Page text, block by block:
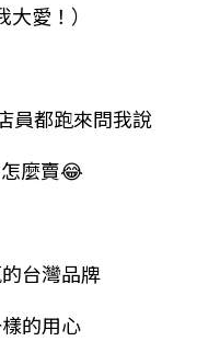
大愛！）
員都跑來問我說
麼賣😂
台灣品牌
的用心